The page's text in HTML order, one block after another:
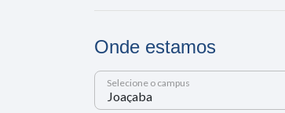
Onde estamos
Selecione o campus